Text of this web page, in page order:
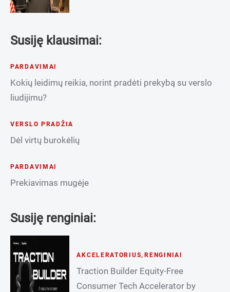
Susiję klausimai:
PARDAVIMAI
Kokių leidimų reikia, norint pradėti prekybą su verslo
liudijimu?
VERSLO PRADŽIA
Dėl virtų burokėlių
PARDAVIMAI
Prekiavimas mugėje
Susiję renginiai:
AKCELERATORIUS, RENGINIAI
Traction Builder Equity-Free
Consumer Tech Accelerator by